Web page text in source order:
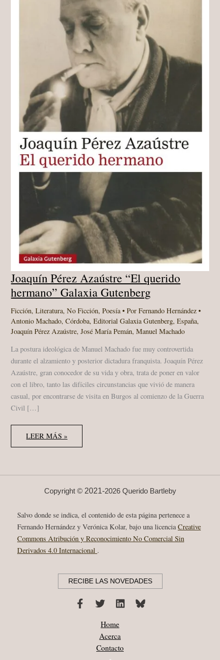
Joaquín Pérez Azaústre “El querido
hermano” Galaxia Gutenberg
Ficción,Literatura,No Ficción,Poesía • PorFernando Hernández•
Antonio Machado,Córdoba,Editorial Galaxia Gutenberg,España,
Joaquín Pérez Azaústre,José María Pemán,Manuel Machado
La postura ideológica de Manuel Machado fue muy controvertida
durante el alzamiento y posterior dictadura franquista. Joaquín Pérez
Azaústre, gran conocedor de su vida y obra, trata de poner en valor
con el libro, tanto las difíciles circunstancias que vivió de manera
casual, por encontrarse de visita en Burgos al comienzo de la Guerra
Civil […]
JOAQUÍN
PÉREZ
AZAÚSTRE
GALAXIA
LEER MÁS »
Copyright © 2021-2026 Querido Bartleby
Salvo donde se indica, el contenido de esta página pertenece a
Fernando Hernández y Verónica Kolar, bajo una licencia Creative
Commons Atribución y Reconocimiento No Comercial Sin
Derivados 4.0 Internacional .
RECIBE LAS NOVEDADES
Home
Acerca
Contacto